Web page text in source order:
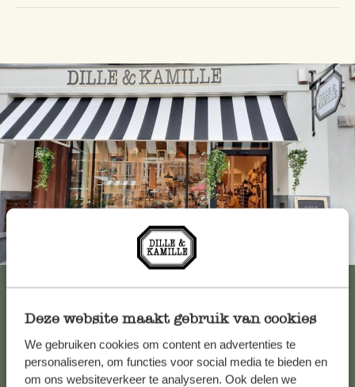
Deze website maakt gebruik van cookies
We gebruiken cookies om content en advertenties te
personaliseren, om functies voor social media te bieden en
om ons websiteverkeer te analyseren. Ook delen we
Immer in der Nähe
Kundenservice/Hilfe